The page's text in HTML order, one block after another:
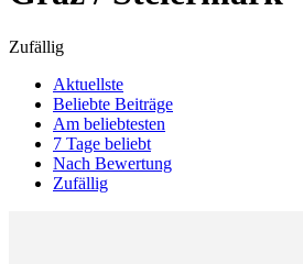
Zufällig
Aktuellste
Beliebte Beiträge
Am beliebtesten
7 Tage beliebt
Nach Bewertung
Zufällig